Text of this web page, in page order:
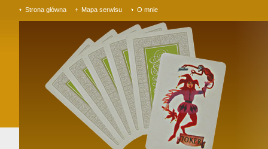
Strona główna Mapa serwisu O mnie